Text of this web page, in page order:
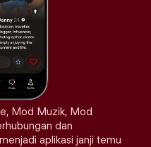
Mod Muzik, Mod
dan
aplikasi janji temu